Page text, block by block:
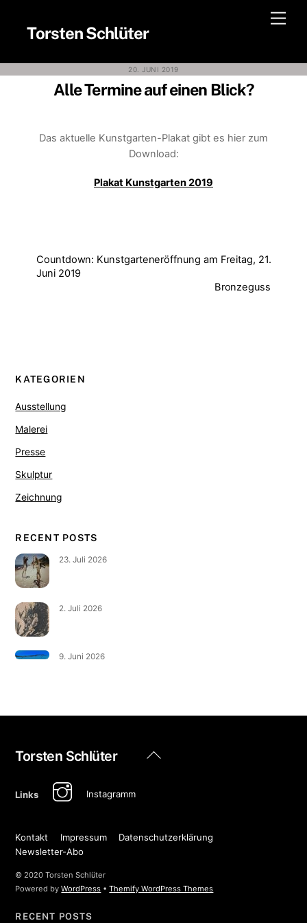
contentTorsten Schlüter
20. JUNI 2019
Alle Termine auf einen Blick?
Das aktuelle Kunstgarten-Plakat gibt es hier zum
Download:
Plakat Kunstgarten 2019
Countdown: Kunstgarteneröffnung am Freitag, 21.
Juni 2019
Bronzeguss
KATEGORIEN
Ausstellung
Malerei
Presse
Skulptur
Zeichnung
RECENT POSTS
23. Juli 2026
2. Juli 2026
9. Juni 2026
Back
Torsten Schlüter
Links Instagramm
Kontakt Impressum
Datenschutzerklärung
Newsletter-Abo
© 2020 Torsten Schlüter
Powered byWordPress •Themify WordPress Themes
RECENT POSTS